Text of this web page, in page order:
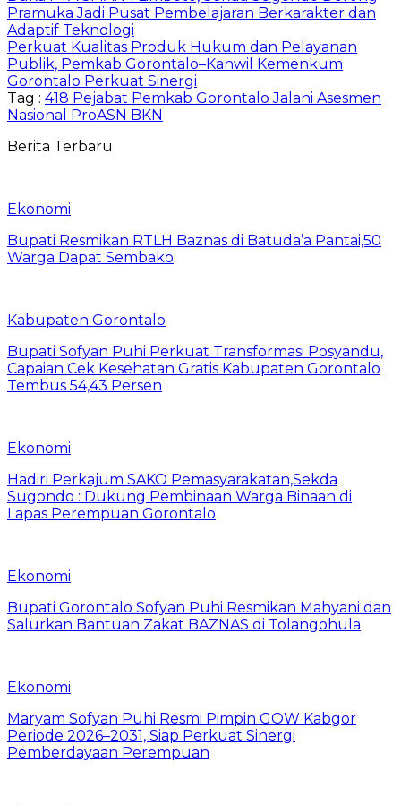
Pramuka Jadi Pusat Pembelajaran Berkarakter dan
Adaptif Teknologi
Perkuat Kualitas Produk Hukum dan Pelayanan
Publik, Pemkab Gorontalo–Kanwil Kemenkum
Gorontalo Perkuat Sinergi
Tag : 418 Pejabat Pemkab Gorontalo Jalani Asesmen
Nasional ProASN BKN
Berita Terbaru
Ekonomi
Bupati Resmikan RTLH Baznas di Batuda’a Pantai,50
Warga Dapat Sembako
Kabupaten Gorontalo
Bupati Sofyan Puhi Perkuat Transformasi Posyandu,
Capaian Cek Kesehatan Gratis Kabupaten Gorontalo
Tembus 54,43 Persen
Ekonomi
Hadiri Perkajum SAKO Pemasyarakatan,Sekda
Sugondo : Dukung Pembinaan Warga Binaan di
Lapas Perempuan Gorontalo
Ekonomi
Bupati Gorontalo Sofyan Puhi Resmikan Mahyani dan
Salurkan Bantuan Zakat BAZNAS di Tolangohula
Ekonomi
Maryam Sofyan Puhi Resmi Pimpin GOW Kabgor
Periode 2026–2031, Siap Perkuat Sinergi
Pemberdayaan Perempuan